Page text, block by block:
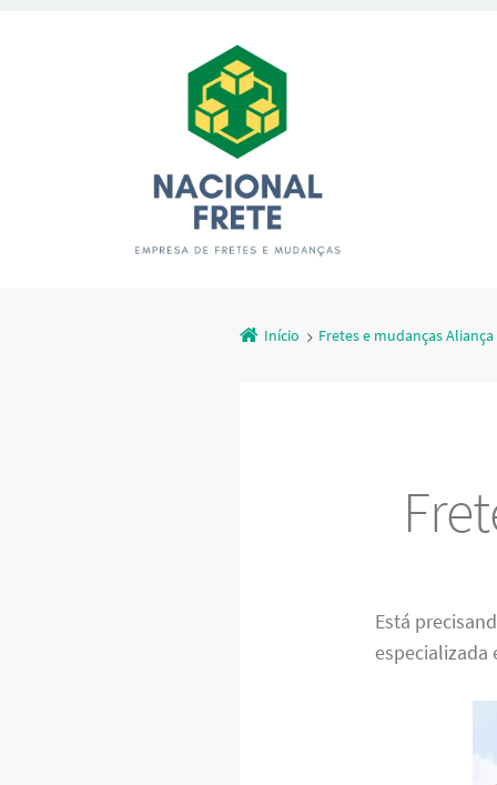
Início Fretes e mudanças Aliança
Está
especializada